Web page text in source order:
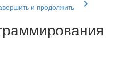
и продолжить